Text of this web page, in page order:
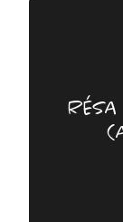
RÉSA